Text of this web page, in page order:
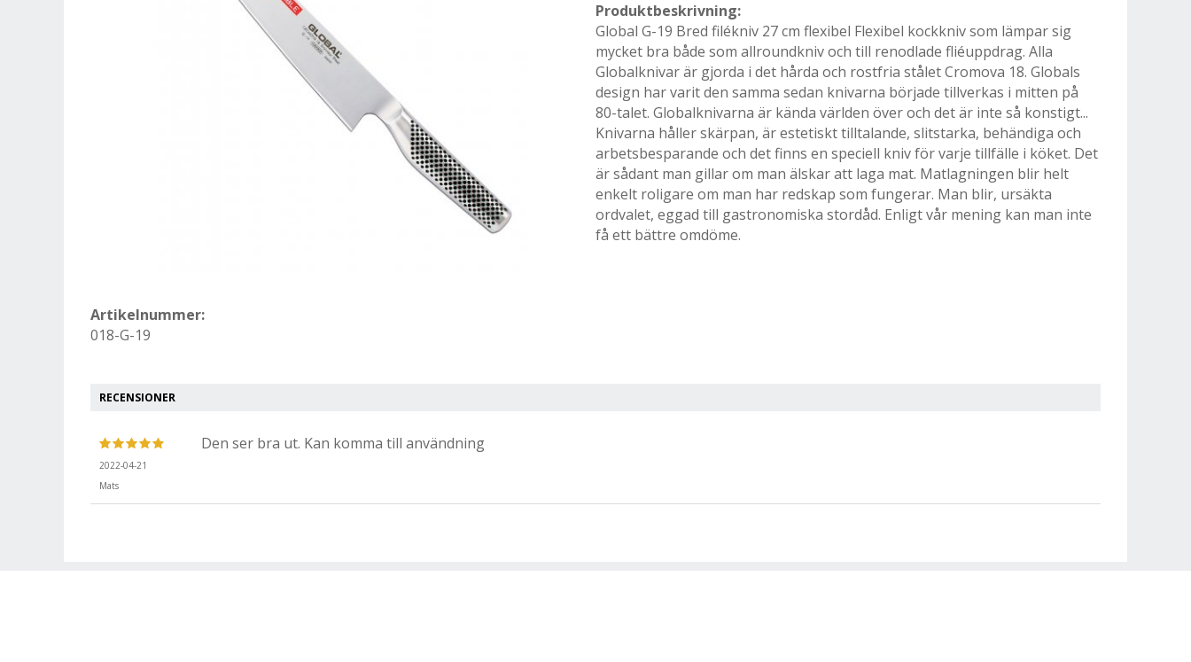
Produktbeskrivning:
Global G-19 Bred filékniv 27 cm flexibel Flexibel kockkniv som lämpar sig
mycket bra både som allroundkniv och till renodlade fliéuppdrag. Alla
Globalknivar är gjorda i det hårda och rostfria stålet Cromova 18. Globals
design har varit den samma sedan knivarna började tillverkas i mitten på
80-talet. Globalknivarna är kända världen över och det är inte så konstigt...
Knivarna håller skärpan, är estetiskt tilltalande, slitstarka, behändiga och
arbetsbesparande och det finns en speciell kniv för varje tillfälle i köket. Det
är sådant man gillar om man älskar att laga mat. Matlagningen blir helt
enkelt roligare om man har redskap som fungerar. Man blir, ursäkta
ordvalet, eggad till gastronomiska stordåd. Enligt vår mening kan man inte
få ett bättre omdöme.
Artikelnummer:
018-G-19
RECENSIONER
2022-04-21
Mats
Den ser bra ut. Kan komma till användning